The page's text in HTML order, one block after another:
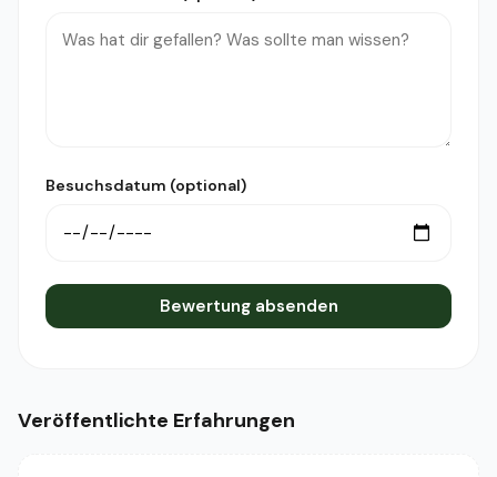
Besuchsdatum (optional)
Bewertung absenden
Veröffentlichte Erfahrungen